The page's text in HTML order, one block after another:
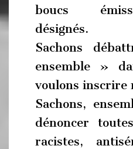
boucs
désignés.
Sachons
ensemble »
voulons inscrire
Sachons,
dénoncer
racistes,